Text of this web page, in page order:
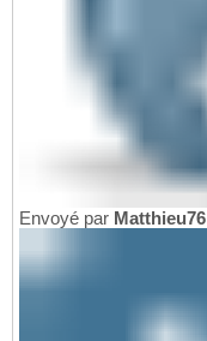
Envoyé par Matthieu76